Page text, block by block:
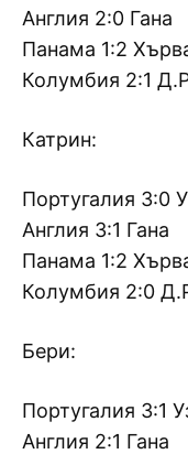
Англия 2:0 Гана
Панама 1:2
Колумбия 2:1
Катрин:
Португалия 3:0
Англия 3:1 Гана
Панама 1:2
Колумбия 2:0
Бери:
Португалия 3:1
Англия 2:1 Гана